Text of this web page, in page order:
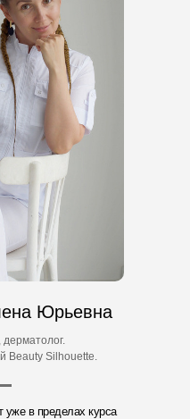
Юрьевна
уже в пределах курса
дерматолог.
Beauty Silhouette.